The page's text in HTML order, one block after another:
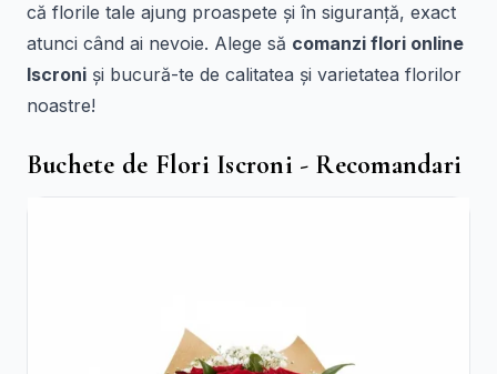
că florile tale ajung proaspete și în siguranță, exact
atunci când ai nevoie. Alege să comanzi flori online
Iscroni și bucură-te de calitatea și varietatea florilor
noastre!
Buchete de Flori Iscroni - Recomandari